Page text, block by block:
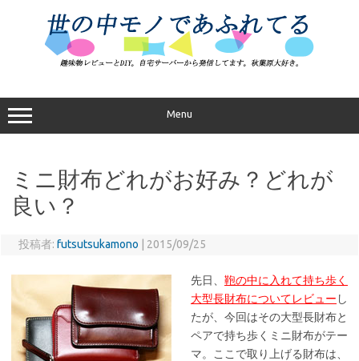
プ
Menu
ミニ財布どれがお好み？どれが
良い？
投稿者: futsutsukamono 2015/09/25
先日、 鞄の中に入れて持ち歩く
大型長財布についてレビュー し
たが、今回はその大型長財布と
ペアで持ち歩くミニ財布がテー
マ。ここで取り上げる財布は、